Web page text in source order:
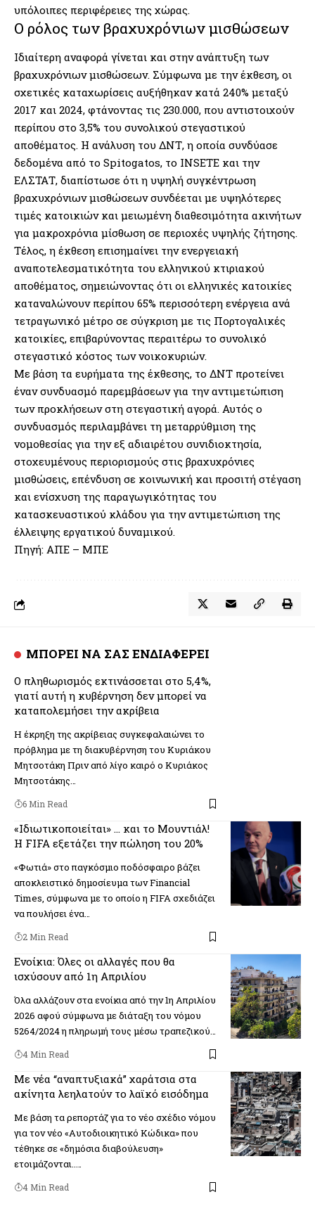
υπόλοιπες περιφέρειες της χώρας.
Ο ρόλος των βραχυχρόνιων μισθώσεων
Ιδιαίτερη αναφορά γίνεται και στην ανάπτυξη των
βραχυχρόνιων μισθώσεων. Σύμφωνα με την έκθεση, οι
σχετικές καταχωρίσεις αυξήθηκαν κατά 240% μεταξύ
2017 και 2024, φτάνοντας τις 230.000, που αντιστοιχούν
περίπου στο 3,5% του συνολικού στεγαστικού
αποθέματος. Η ανάλυση του ΔΝΤ, η οποία συνδύασε
δεδομένα από το Spitogatos, το INSETE και την
ΕΛΣΤΑΤ, διαπίστωσε ότι η υψηλή συγκέντρωση
βραχυχρόνιων μισθώσεων συνδέεται με υψηλότερες
τιμές κατοικιών και μειωμένη διαθεσιμότητα ακινήτων
για μακροχρόνια μίσθωση σε περιοχές υψηλής ζήτησης.
Τέλος, η έκθεση επισημαίνει την ενεργειακή
αναποτελεσματικότητα του ελληνικού κτιριακού
αποθέματος, σημειώνοντας ότι οι ελληνικές κατοικίες
καταναλώνουν περίπου 65% περισσότερη ενέργεια ανά
τετραγωνικό μέτρο σε σύγκριση με τις Πορτογαλικές
κατοικίες, επιβαρύνοντας περαιτέρω το συνολικό
στεγαστικό κόστος των νοικοκυριών.
Με βάση τα ευρήματα της έκθεσης, το ΔΝΤ προτείνει
έναν συνδυασμό παρεμβάσεων για την αντιμετώπιση
των προκλήσεων στη στεγαστική αγορά. Αυτός ο
συνδυασμός περιλαμβάνει τη μεταρρύθμιση της
νομοθεσίας για την εξ αδιαιρέτου συνιδιοκτησία,
στοχευμένους περιορισμούς στις βραχυχρόνιες
μισθώσεις, επένδυση σε κοινωνική και προσιτή στέγαση
και ενίσχυση της παραγωγικότητας του
κατασκευαστικού κλάδου για την αντιμετώπιση της
έλλειψης εργατικού δυναμικού.
Πηγή: ΑΠΕ – ΜΠΕ
ΜΠΟΡΕΙ ΝΑ ΣΑΣ ΕΝΔΙΑΦΕΡΕΙ
Ο πληθωρισμός εκτινάσσεται στο 5,4%,
γιατί αυτή η κυβέρνηση δεν μπορεί να
καταπολεμήσει την ακρίβεια
Η έκρηξη της ακρίβειας συγκεφαλαιώνει το
πρόβλημα με τη διακυβέρνηση του Κυριάκου
Μητσοτάκη Πριν από λίγο καιρό ο Κυριάκος
Μητσοτάκης…
6 Min Read
«Ιδιωτικοποιείται» … και το Μουντιάλ!
Η FIFA εξετάζει την πώληση του 20%
«Φωτιά» στο παγκόσμιο ποδόσφαιρο βάζει
αποκλειστικό δημοσίευμα των Financial
Times, σύμφωνα με το οποίο η FIFA σχεδιάζει
να πουλήσει ένα…
2 Min Read
Ενοίκια: Όλες οι αλλαγές που θα
ισχύσουν από 1η Απριλίου
Όλα αλλάζουν στα ενοίκια από την 1η Απριλίου
2026 αφού σύμφωνα με διάταξη του νόμου
5264/2024 η πληρωμή τους μέσω τραπεζικού…
4 Min Read
Με νέα “αναπτυξιακά” χαράτσια στα
ακίνητα λεηλατούν το λαϊκό εισόδημα
Με βάση τα ρεπορτάζ για το νέο σχέδιο νόμου
για τον νέο «Αυτοδιοικητικό Κώδικα» που
τέθηκε σε «δημόσια διαβούλευση»
ετοιμάζονται..…
4 Min Read